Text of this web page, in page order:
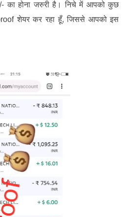
/-का होना जरुरी है। निचे में आपको कुछ
शेयर कर रहा हूँ, जिससे आपको इस